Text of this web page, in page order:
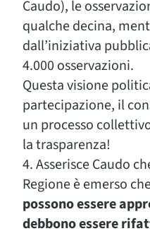
Caudo), le
qualche decina,
dall’iniziativa
4.000 osservazioni.
Questa visione
partecipazione, il
un processo
la trasparenza!
4. Asserisce Caudo
Regione è emerso
possono essere
debbono essere